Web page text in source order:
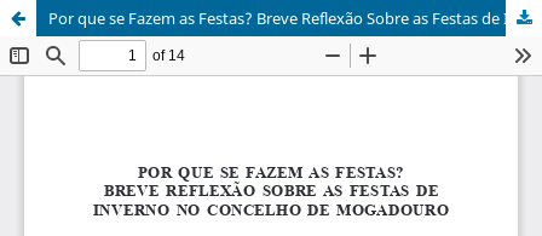
Por que se Fazem as Festas? Breve Reflexão Sobre as Festas de Inverno no Concelho de Mogadouro